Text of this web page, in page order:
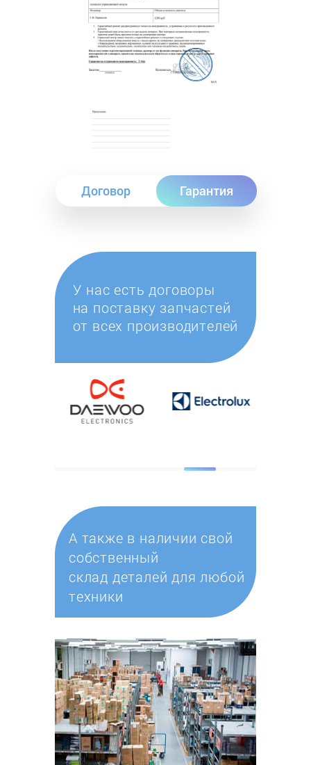
Договор Гарантия
У нас есть договоры
на поставку запчастей
от всех производителей
А также в наличии свой
собственный
склад деталей для любой
техники